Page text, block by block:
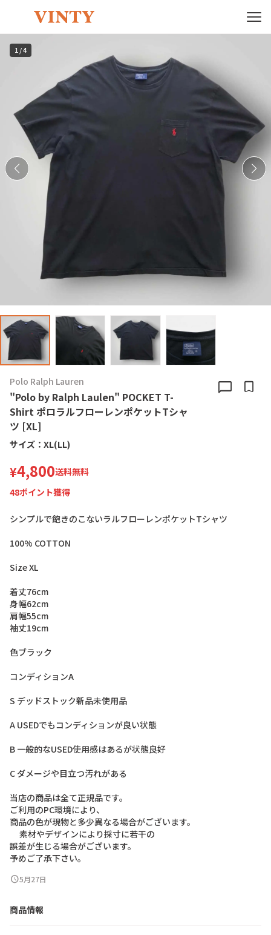
1 /4
Polo Ralph Lauren
"Polo by Ralph Laulen" POCKET T-
Shirt ポロラルフローレンポケットTシャ
ツ [XL]
chat_bubble bookmark
サイズ： XL(LL)
¥4,800送料無料
48ポイント獲得
シンプルで飽きのこないラルフ ロー レンポケッ トTシャツ
100% COTTON
SizeXL
着丈76cm
身幅62cm
肩幅55cm
袖丈19cm
色ブラ ック
コ ンディ ショ ンA
S デッ ドス ト ック新品未使用品
A USEDでもコ ンディ ショ ンが良い状態
B 一般的なUSED使用感はあるが状態良好
C ダメージや目立つ汚れがある
当店の商品は全て正規品です。
ご利用のPC環境によ り、
商品の色が現物と多少異なる場合がございます。
素材やデザイ ンによ り採寸に若干の
誤差が生じる場合がございます。
予めご了承下さい。
schedule5月27日
商品情報